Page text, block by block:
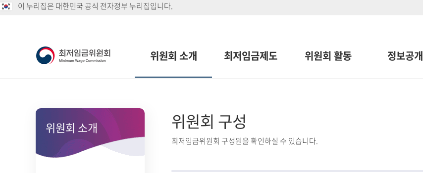
이 누리집은 대한민국 공식 전자정부 누리집입니다.
위원회 소개 최저임금제도 위원회 활동 정보공개
위원회 소개 위원회 구성
최저임금위원회 구성원을 확인하실 수 있습니다.